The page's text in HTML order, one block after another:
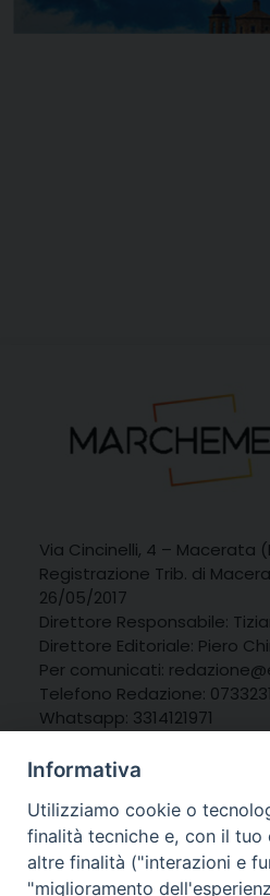
Via Cincinelli, 4 – Macerata
Registrazione Trib. di
26/05/2017
Direttore Responsabile:
Direttore Editoriale: Piero
Per comunicati:
Telefono Redazione:
Whatsapp: 3314121971
Informativa
Utilizziamo cookie o
finalità tecniche e, con il tuo
altre finalità ("interazioni e
"miglioramento